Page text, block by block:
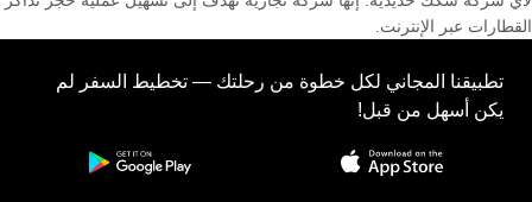
القطارات عبر الإنترنت.
تطبيقنا المجاني لكل خطوة من رحلتك — تخطيط السفر لم
يكن أسهل من قبل!